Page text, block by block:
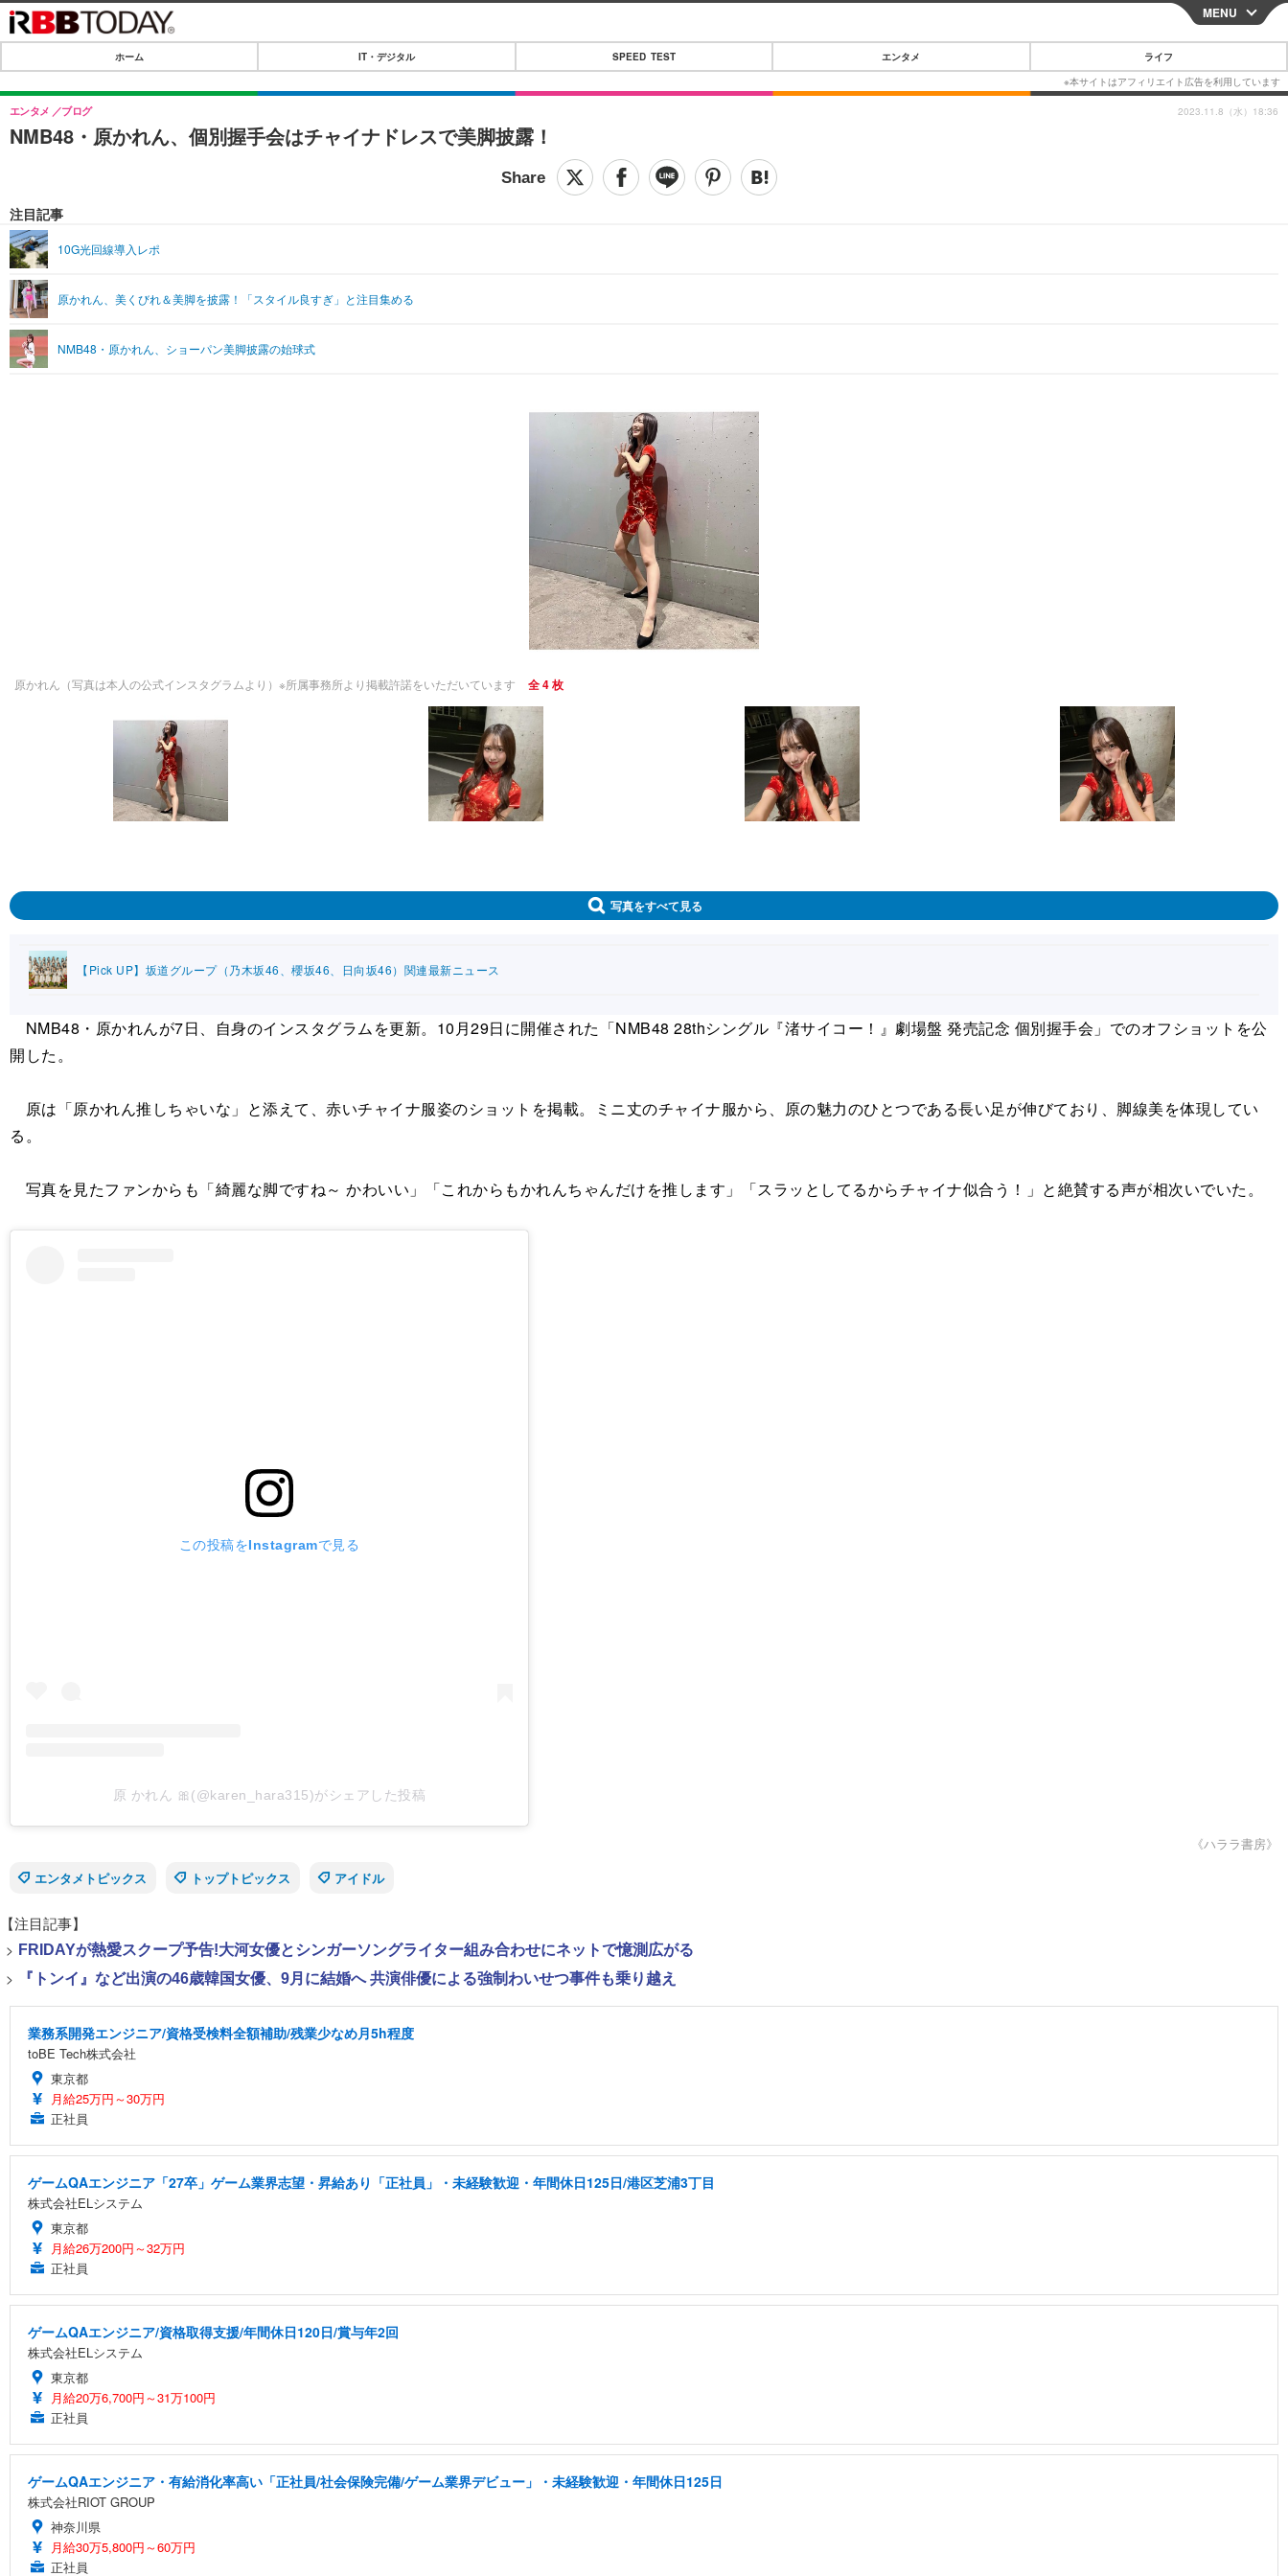
CLOSE
IT・デジタル
IT・デジタルTOP
SPEED TEST
音楽
ライフ
ペット
その他
リリース一覧
プッシュ通知の停止方法
MENU
ホーム IT・デジタル SPEED TEST エンタメ ライフ
NMB48・原かれん、個別握手会はチャイナドレスで美脚披露！
エンタメ ブログ
注目記事
10G光回線導入レポ
原かれん、美くびれ＆美脚を披露！「スタイル良すぎ」と注目集める
NMB48・原かれん、ショーパン美脚披露の始球式
2023.11.8（水）18:36
原かれん（写真は本人の公式インスタグラムより）※所属事務所より掲載許諾をいただいています 全 4 枚
写真をすべて見る
【Pick UP】坂道グループ（乃木坂46、櫻坂46、日向坂46）関連最新ニュース
NMB48・原かれんが7日、自身のインスタグラムを更新。10月29日に開催された「NMB48 28thシングル『渚サイコー！』劇場盤 発売記念 個別握手会」でのオフショットを公
開した。
原は「原かれん推しちゃいな」と添えて、赤いチャイナ服姿のショットを掲載。ミニ丈のチャイナ服から、原の魅力のひとつである長い足が伸びており、脚線美を体現してい
る。
写真を見たファンからも「綺麗な脚ですね～ かわいい」「これからもかれんちゃんだけを推します」「スラッとしてるからチャイナ似合う！」と絶賛する声が相次いでいた。
この投稿をInstagramで見る
原 かれん 🎀(@karen_hara315)がシェアした投稿
《ハララ書房》
エンタメトピックス
トップトピックス アイドル
【注目記事】
> FRIDAYが熱愛スクープ予告!大河女優とシンガーソングライター組み合わせにネットで憶測広がる
> 『トンイ』など出演の46歳韓国女優、9月に結婚へ 共演俳優による強制わいせつ事件も乗り越え
業務系開発エンジニア/資格受検料全額補助/残業少なめ月5h程度
toBE Tech株式会社
東京都
月給25万円～30万円
正社員
ゲームQAエンジニア「27卒」ゲーム業界志望・昇給あり「正社員」・未経験歓迎・年間休日125日/港区芝浦3丁目
株式会社ELシステム
東京都
月給26万200円～32万円
正社員
ゲームQAエンジニア/資格取得支援/年間休日120日/賞与年2回
株式会社ELシステム
東京都
月給20万6,700円～31万100円
正社員
ゲームQAエンジニア・有給消化率高い「正社員/社会保険完備/ゲーム業界デビュー」・未経験歓迎・年間休日125日
株式会社RIOT GROUP
神奈川県
月給30万5,800円～60万円
正社員